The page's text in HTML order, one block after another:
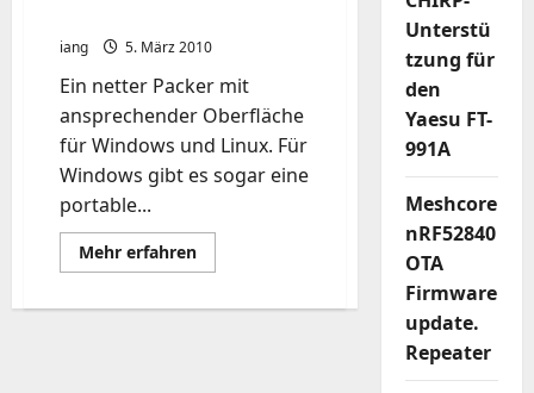
iang 5. März 2010
Ein netter Packer mit
ansprechender Oberfläche
für Windows und Linux. Für
Windows gibt es sogar eine
portable...
Mehr erfahrenMehr
Informationen
Unterstü
tzung für
den
Yaesu FT-
991A
Meshcore
nRF52840
OTA
Firmware
update.
Repeater